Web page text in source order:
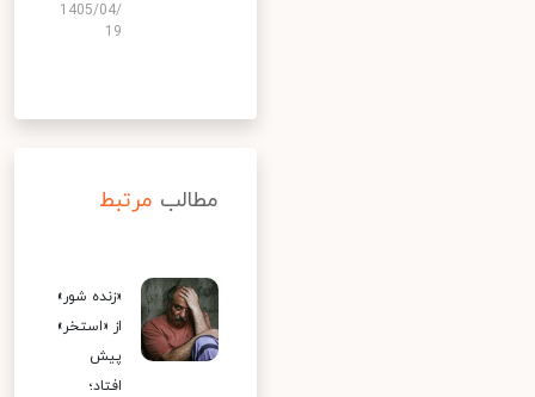
1405/04/
19
مطالب مرتبط
«زنده شور»
از «استخر»
پیش
افتاد؛